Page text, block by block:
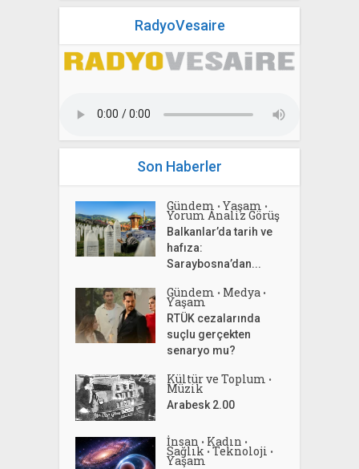
RadyoVesaire
Son Haberler
Gündem • Yaşam •
Yorum Analiz Görüş
Balkanlar’da tarih ve
hafıza:
Saraybosna’dan...
Gündem • Medya •
Yaşam
RTÜK cezalarında
suçlu gerçekten
senaryo mu?
Kültür ve Toplum •
Müzik
Arabesk 2.00
İnsan • Kadın •
Sağlık • Teknoloji •
Yaşam